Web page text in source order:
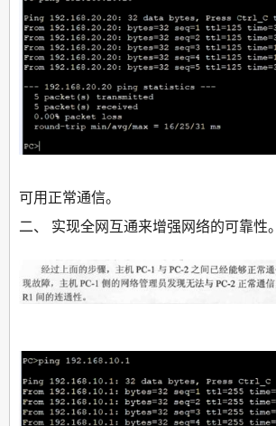
可用正常通信。
二、 实现全网互通来增强网络的可靠性。